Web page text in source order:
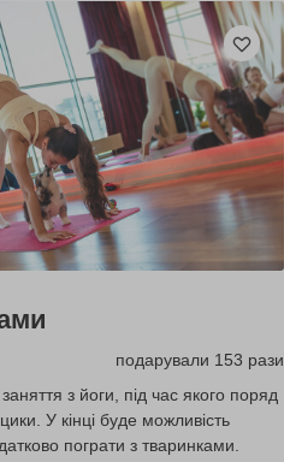
подарували 153 рази
з йоги, під час якого поряд
У кінці буде можливість
пограти з тваринками.